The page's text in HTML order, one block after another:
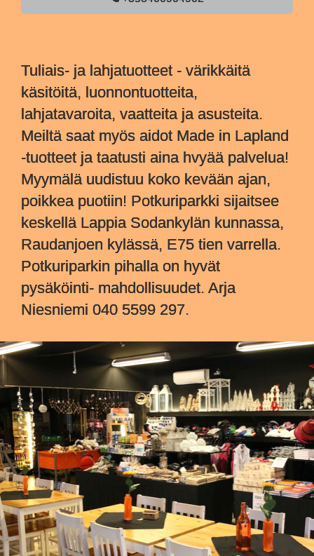
Tuliais- ja lahjatuotteet - värikkäitä
käsitöitä, luonnontuotteita,
lahjatavaroita, vaatteita ja asusteita.
Meiltä saat myös aidot Made in Lapland
-tuotteet ja taatusti aina hvyää palvelua!
Myymälä uudistuu koko kevään ajan,
poikkea puotiin! Potkuriparkki sijaitsee
keskellä Lappia Sodankylän kunnassa,
Raudanjoen kylässä, E75 tien varrella.
Potkuriparkin pihalla on hyvät
pysäköinti- mahdollisuudet. Arja
Niesniemi 040 5599 297.